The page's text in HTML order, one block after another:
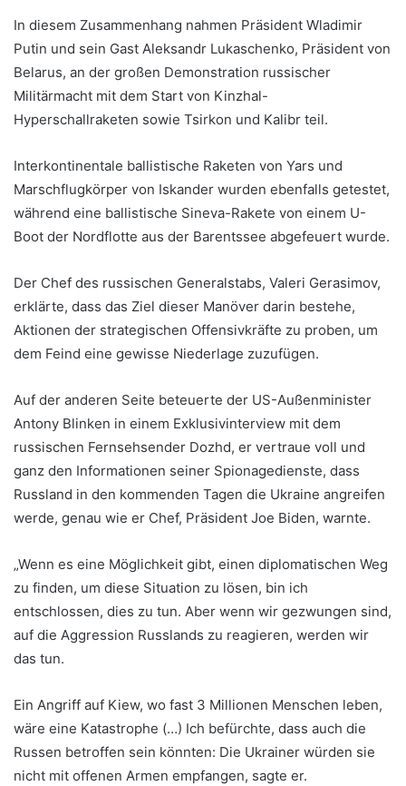
In diesem Zusammenhang nahmen Präsident Wladimir
Putin und sein Gast Aleksandr Lukaschenko, Präsident von
Belarus, an der großen Demonstration russischer
Militärmacht mit dem Start von Kinzhal-
Hyperschallraketen sowie Tsirkon und Kalibr teil.
Interkontinentale ballistische Raketen von Yars und
Marschflugkörper von Iskander wurden ebenfalls getestet,
während eine ballistische Sineva-Rakete von einem U-
Boot der Nordflotte aus der Barentssee abgefeuert wurde.
Der Chef des russischen Generalstabs, Valeri Gerasimov,
erklärte, dass das Ziel dieser Manöver darin bestehe,
Aktionen der strategischen Offensivkräfte zu proben, um
dem Feind eine gewisse Niederlage zuzufügen.
Auf der anderen Seite beteuerte der US-Außenminister
Antony Blinken in einem Exklusivinterview mit dem
russischen Fernsehsender Dozhd, er vertraue voll und
ganz den Informationen seiner Spionagedienste, dass
Russland in den kommenden Tagen die Ukraine angreifen
werde, genau wie er Chef, Präsident Joe Biden, warnte.
„Wenn es eine Möglichkeit gibt, einen diplomatischen Weg
zu finden, um diese Situation zu lösen, bin ich
entschlossen, dies zu tun. Aber wenn wir gezwungen sind,
auf die Aggression Russlands zu reagieren, werden wir
das tun.
Ein Angriff auf Kiew, wo fast 3 Millionen Menschen leben,
wäre eine Katastrophe (…) Ich befürchte, dass auch die
Russen betroffen sein könnten: Die Ukrainer würden sie
nicht mit offenen Armen empfangen, sagte er.